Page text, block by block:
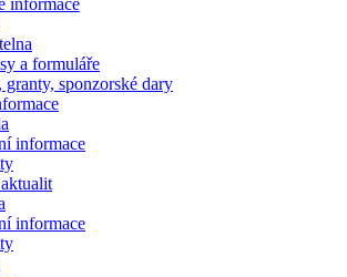
informace
a formuláře
granty, sponzorské dary
informace
informace